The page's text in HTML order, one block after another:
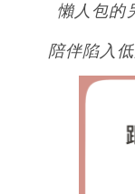
懶人包的
陪伴陷入